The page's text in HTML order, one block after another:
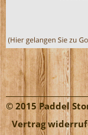
© 2015 Paddel
Vertrag